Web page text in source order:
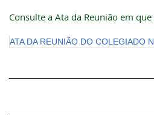
Consulte a Ata da Reunião em
ATA DA REUNIÃO DO COLEGIADO